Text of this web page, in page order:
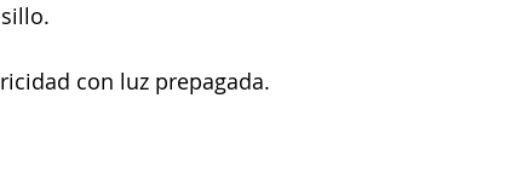
con luz prepagada.